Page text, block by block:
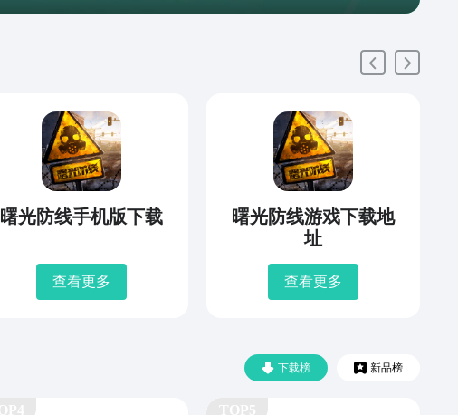
曙光防线手机版下载
查看更多
曙光防线游戏下载地
址
查看更多
下载榜 新品榜